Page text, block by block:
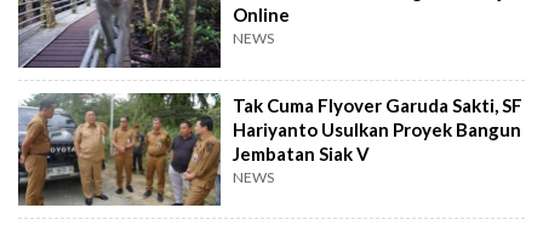
Online
NEWS
Tak Cuma Flyover Garuda Sakti, SF
Hariyanto Usulkan Proyek Bangun
Jembatan Siak V
NEWS